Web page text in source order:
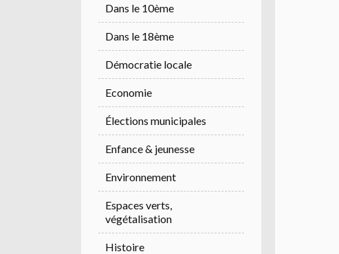
Dans le 10ème
Dans le 18ème
Démocratie locale
Economie
Élections municipales
Enfance & jeunesse
Environnement
Espaces verts,
végétalisation
Histoire